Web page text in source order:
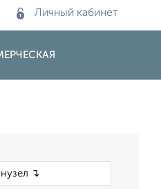
Личный кабинет